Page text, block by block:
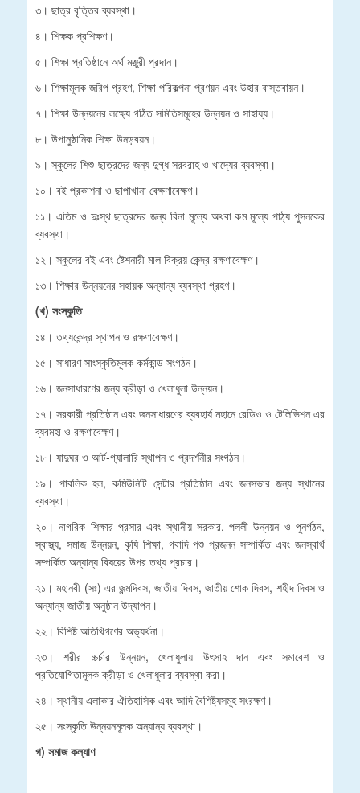
৩। ছাত্র বৃত্তির ব্যবস্থা।
৪। শিক্ষক প্রশিক্ষণ।
৫। শিক্ষা প্রতিষ্ঠানে অর্থ মঞ্জুরী প্রদান।
৬। শিক্ষামূলক জরিপ গ্রহণ, শিক্ষা পরিকল্পনা প্রণয়ন এবং উহার বাস্তবায়ন।
৭। শিক্ষা উন্নয়নের লক্ষ্যে গঠিত সমিতিসমূহের উন্নয়ন ও সাহায্য।
৮। উপানুষ্ঠানিক শিক্ষা উনড়বয়ন।
৯। স্কুলের শিশু-ছাত্রদের জন্য দুগ্ধ সরবরাহ ও খাদ্যের ব্যবস্থা।
১০। বই প্রকাশনা ও ছাপাখানা বেক্ষণাবেক্ষণ।
১১। এতিম ও দুঃস্থ ছাত্রদের জন্য বিনা মূল্যে অথবা কম মূল্যে পাঠ্য পুসনকের
ব্যবস্থা।
১২। স্কুলের বই এবং ষ্টেশনারী মাল বিক্রয় কেন্দ্র রক্ষণাবেক্ষণ।
১৩। শিক্ষার উন্নয়নের সহায়ক অন্যান্য ব্যবস্থা গ্রহণ।
(খ) সংস্কূতি
১৪। তথ্যকেন্দ্র স্থাপন ও রক্ষণাবেক্ষণ।
১৫। সাধারণ সাংস্কৃতিমূলক কর্মকান্ড সংগঠন।
১৬। জনসাধারণের জন্য ক্রীড়া ও খেলাধুলা উন্নয়ন।
১৭। সরকারী প্রতিষ্ঠান এবং জনসাধারণের ব্যবহার্য মহানে রেডিও ও টেলিভিশন এর
ব্যবমহা ও রক্ষণাবেক্ষণ।
১৮। যাদুঘর ও আর্ট-গ্যালারি স্থাপন ও প্রদর্শনীর সংগঠন।
১৯। পাবলিক হল, কমিউনিটি সেন্টার প্রতিষ্ঠান এবং জনসভার জন্য স্থানের
ব্যবস্থা।
২০। নাগরিক শিক্ষার প্রসার এবং স্থানীয় সরকার, পললী উন্নয়ন ও পুনর্গঠন,
স্বাস্থ্য, সমাজ উন্নয়ন, কৃষি শিক্ষা, গবাদি পশু প্রজনন সম্পর্কিত এবং জনস্বার্থ
সম্পর্কিত অন্যান্য বিষয়ের উপর তথ্য প্রচার।
২১। মহানবী (সঃ) এর জন্মদিবস, জাতীয় দিবস, জাতীয় শোক দিবস, শহীদ দিবস ও
অন্যান্য জাতীয় অনুষ্ঠান উদ্যাপন।
২২। বিশিষ্ট অতিথিগণের অভ্যর্থনা।
২৩। শরীর চ্চর্চার উন্নয়ন, খেলাধুলায় উৎসাহ দান এবং সমাবেশ ও
প্রতিযোগিতামূলক ক্রীড়া ও খেলাধুলার ব্যবস্থা করা।
২৪। স্থানীয় এলাকার ঐতিহাসিক এবং আদি বৈশিষ্ট্যসমূহ সংরক্ষণ।
২৫। সংস্কৃতি উন্নয়নমূলক অন্যান্য ব্যবস্থা।
গ) সমাজ কল্যাণ